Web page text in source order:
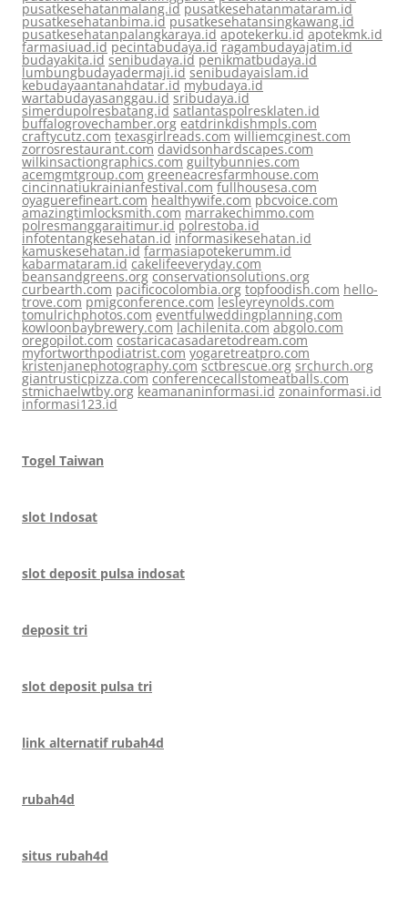
pusatkesehatanmalang.id pusatkesehatanmataram.id
pusatkesehatanbima.id pusatkesehatansingkawang.id
pusatkesehatanpalangkaraya.id apotekerku.id apotekmk.id
farmasiuad.id pecintabudaya.id ragambudayajatim.id
budayakita.id senibudaya.id penikmatbudaya.id
lumbungbudayadermaji.id senibudayaislam.id
kebudayaantanahdatar.id mybudaya.id
wartabudayasanggau.id sribudaya.id
simerdupolresbatang.id satlantaspolresklaten.id
buffalogrovechamber.org eatdrinkdishmpls.com
craftycutz.com texasgirlreads.com williemcginest.com
zorrosrestaurant.com davidsonhardscapes.com
wilkinsactiongraphics.com guiltybunnies.com
acemgmtgroup.com greeneacresfarmhouse.com
cincinnatiukrainianfestival.com fullhousesa.com
oyaguerefineart.com healthywife.com pbcvoice.com
amazingtimlocksmith.com marrakechimmo.com
polresmanggaraitimur.id polrestoba.id
infotentangkesehatan.id informasikesehatan.id
kamuskesehatan.id farmasiapotekerumm.id
kabarmataram.id cakelifeeveryday.com
beansandgreens.org conservationsolutions.org
curbearth.com pacificocolombia.org topfoodish.com hello-
trove.com pmigconference.com lesleyreynolds.com
tomulrichphotos.com eventfulweddingplanning.com
kowloonbaybrewery.com lachilenita.com abgolo.com
oregopilot.com costaricacasadaretodream.com
myfortworthpodiatrist.com yogaretreatpro.com
kristenjanephotography.com sctbrescue.org srchurch.org
giantrusticpizza.com conferencecallstomeatballs.com
stmichaelwtby.org keamananinformasi.id zonainformasi.id
informasi123.id
Togel Taiwan
slot Indosat
slot deposit pulsa indosat
deposit tri
slot deposit pulsa tri
link alternatif rubah4d
rubah4d
situs rubah4d